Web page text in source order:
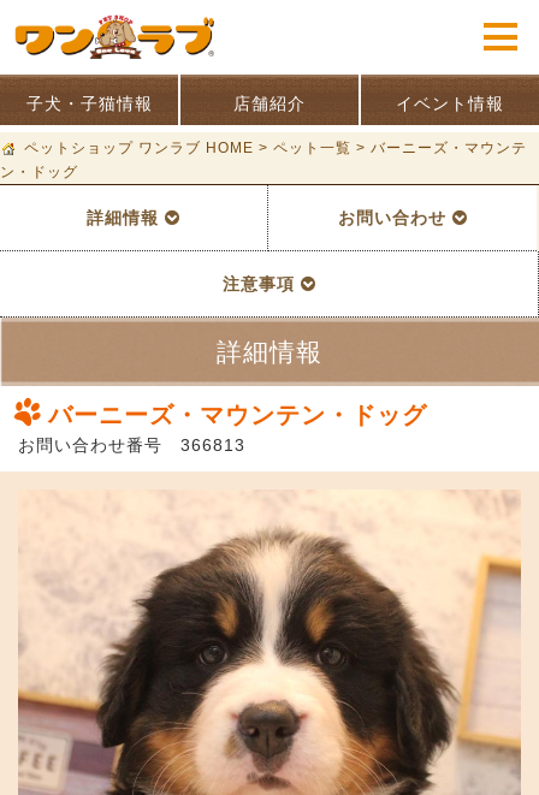
子犬・子猫情報 店舗紹介 イベント情報
ペットショップ ワンラブ HOME > ペット一覧 > バーニーズ・マウンテ
ン・ドッグ
詳細情報 お問い合わせ
注意事項
詳細情報
バーニーズ・マウンテン・ドッグ
お問い合わせ番号 366813